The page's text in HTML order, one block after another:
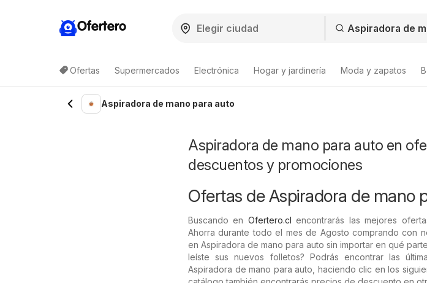
Ofertero
Ofertas Supermercados Electrónica Hogar y jardinería Moda y zapatos
Lista de productosAspiradora de mano para auto
Aspiradora de mano para auto en
descuentos y promociones
Ofertas de Aspiradora de mano
Buscando en Ofertero.cl encontrarás las mejores
Ahorra durante todo el mes de Agosto comprando con
en Aspiradora de mano para auto sin importar en qué
leíste sus nuevos folletos? Podrás encontrar las
Aspiradora de mano para auto, haciendo clic en los